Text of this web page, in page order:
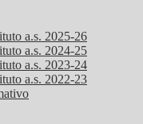
a.s. 2025-26
a.s. 2024-25
a.s. 2023-24
a.s. 2022-23